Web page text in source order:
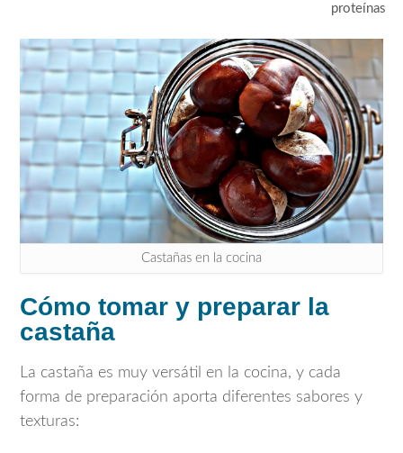
proteínas
Castañas en la cocina
Cómo tomar y preparar la
castaña
La castaña es muy versátil en la cocina, y cada
forma de preparación aporta diferentes sabores y
texturas: